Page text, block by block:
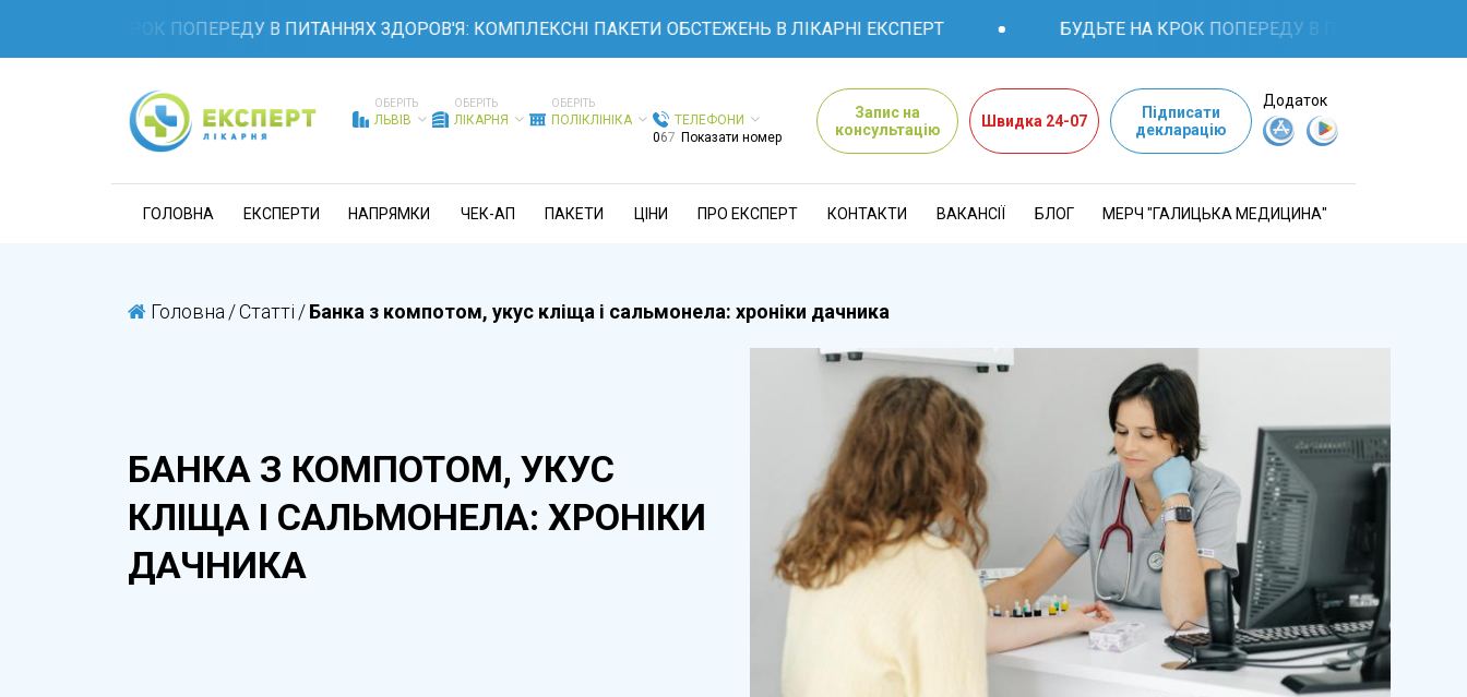
НА КРОК ПОПЕРЕДУ В ПИТАННЯХ ЗДОРОВ'Я: КОМПЛЕКСНІ ПАКЕТИ ОБСТЕЖЕНЬ В ЛІКАРНІ ЕКСПЕРТ БУДЬТЕ НА КРОК ПОПЕРЕДУ В ПИТАННЯХ
ОБЕРІТЬ
ЛЬВІВ
ОБЕРІТЬ
ЛІКАРНЯ
ОБЕРІТЬ
ПОЛІКЛІНІКА
ТЕЛЕФОНИ
067 Показати номер
Запис на
консультацію
Швидка 24-07
Підписати
декларацію
Додаток
ГОЛОВНА ЕКСПЕРТИ НАПРЯМКИ ЧЕК-АП ПАКЕТИ ЦІНИ ПРО ЕКСПЕРТ КОНТАКТИ ВАКАНСІЇ БЛОГ МЕРЧ "ГАЛИЦЬКА МЕДИЦИНА"
Головна /Статті /Банка з компотом, укус кліща і сальмонела: хроніки дачника
БАНКА З КОМПОТОМ, УКУС
КЛІЩА І САЛЬМОНЕЛА: ХРОНІКИ
ДАЧНИКА